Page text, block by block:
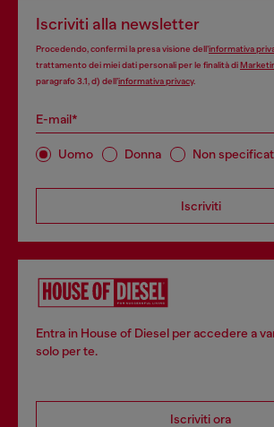
Iscriviti alla newsletter
Procedendo, confermi la presa visione dell’informativa
trattamento dei miei dati personali per le finalità di
paragrafo 3.1, d) dell’informativa privacy.
E-mail*
Uomo Donna Non
Iscriviti
Entra in House of Diesel per accedere a
solo per te.
Iscriviti ora